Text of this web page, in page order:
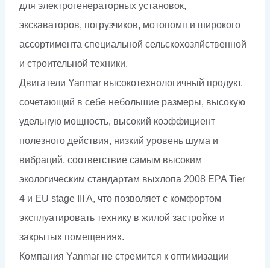
для электрогенераторных установок,
экскаваторов, погрузчиков, мотопомп и широкого
ассортимента специальной сельскохозяйственной
и строительной техники.
Двигатели Yanmar высокотехнологичный продукт,
сочетающий в себе небольшие размеры, высокую
удельную мощность, высокий коэффициент
полезного действия, низкий уровень шума и
вибраций, соответствие самым высоким
экологическим стандартам выхлопа 2008 EPA Tier
4 и EU stage III A, что позволяет с комфортом
эксплуатировать технику в жилой застройке и
закрытых помещениях.
Компания Yanmar не стремится к оптимизации